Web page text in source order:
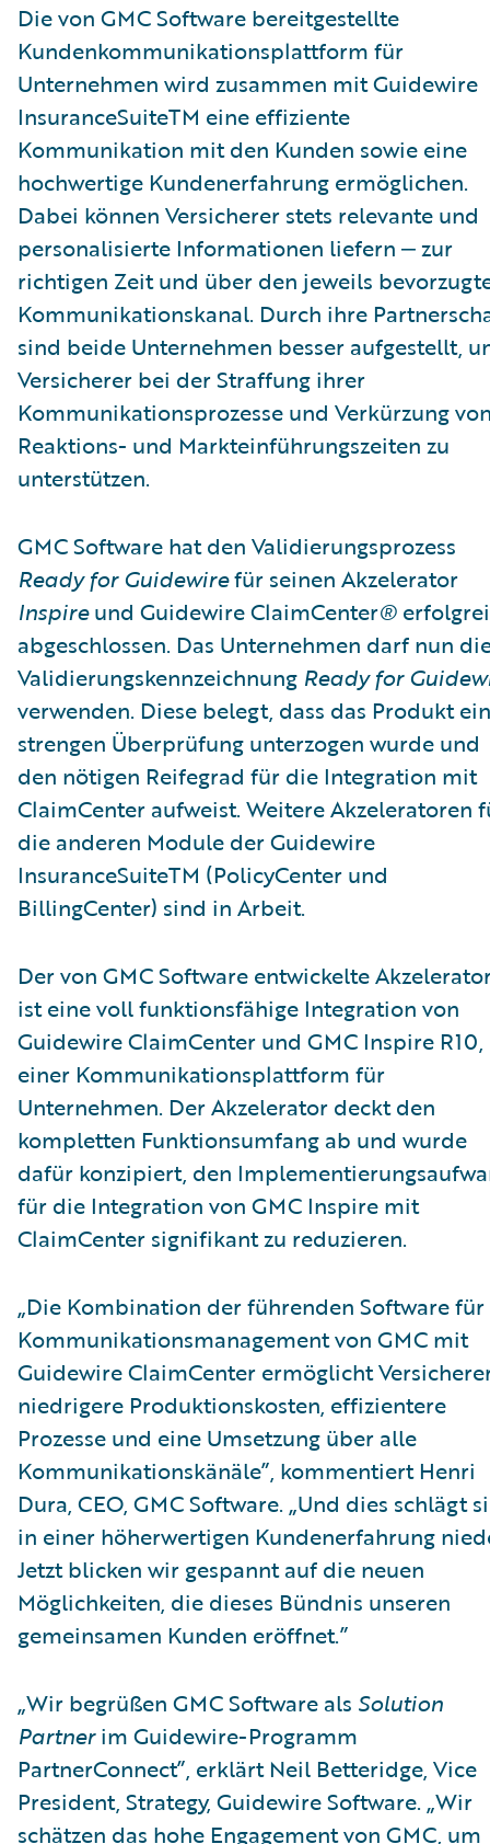
Die von GMC Software bereitgestellte
Kundenkommunikationsplattform für
Unternehmen wird zusammen mit Guidewire
InsuranceSuiteTM eine effiziente
Kommunikation mit den Kunden sowie eine
hochwertige Kundenerfahrung ermöglichen.
Dabei können Versicherer stets relevante und
personalisierte Informationen liefern ‒ zur
richtigen Zeit und über den jeweils
Kommunikationskanal. Durch ihre
sind beide Unternehmen besser aufgestellt,
Versicherer bei der Straffung ihrer
Kommunikationsprozesse und Verkürzung
Reaktions- und Markteinführungszeiten zu
unterstützen.
GMC Software hat den Validierungsprozess
Ready for Guidewirefür seinen Akzelerator
Inspireund Guidewire ClaimCenter®
abgeschlossen. Das Unternehmen darf nun
Validierungskennzeichnung Ready for
verwenden. Diese belegt, dass das Produkt
strengen Überprüfung unterzogen wurde und
den nötigen Reifegrad für die Integration mit
ClaimCenter aufweist. Weitere Akzeleratoren
die anderen Module der Guidewire
InsuranceSuiteTM (PolicyCenter und
BillingCenter) sind in Arbeit.
Der von GMC Software entwickelte
ist eine voll funktionsfähige Integration von
Guidewire ClaimCenter und GMC Inspire R10,
einer Kommunikationsplattform für
Unternehmen. Der Akzelerator deckt den
kompletten Funktionsumfang ab und wurde
dafür konzipiert, den
für die Integration von GMC Inspire mit
ClaimCenter signifikant zu reduzieren.
„Die Kombination der führenden Software für
Kommunikationsmanagement von GMC mit
Guidewire ClaimCenter ermöglicht
niedrigere Produktionskosten, effizientere
Prozesse und eine Umsetzung über alle
Kommunikationskänäle”, kommentiert Henri
Dura, CEO, GMC Software. „Und dies schlägt
in einer höherwertigen Kundenerfahrung
Jetzt blicken wir gespannt auf die neuen
Möglichkeiten, die dieses Bündnis unseren
gemeinsamen Kunden eröffnet.”
„Wir begrüßen GMC Software als Solution
Partnerim Guidewire-Programm
PartnerConnect”, erklärt Neil Betteridge, Vice
President, Strategy, Guidewire Software. „Wir
schätzen das hohe Engagement von GMC, um